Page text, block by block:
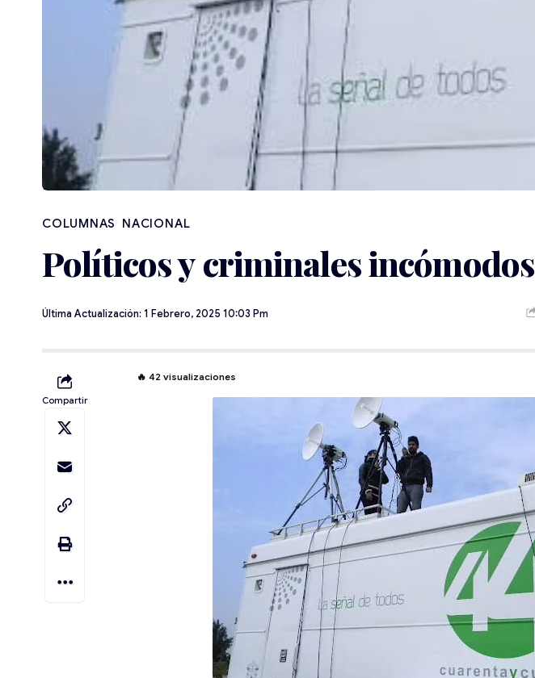
NACIONAL
Políticos y criminales incómodos
Última Actualización: 1 Febrero, 2025 10:03 Pm
Compartir
🔥42 visualizaciones